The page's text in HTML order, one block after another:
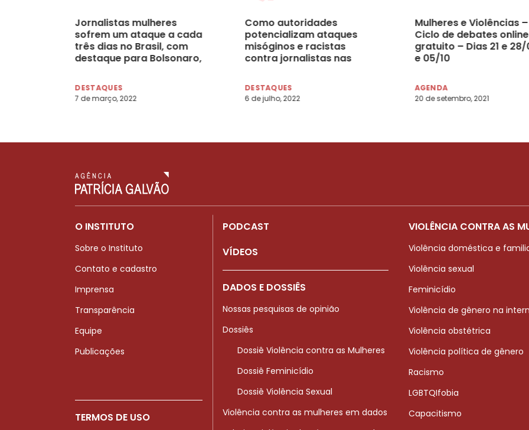
Jornalistas mulheres
sofrem um ataque a cada
três dias no Brasil, com
destaque para Bolsonaro,
DESTAQUES
7 de março, 2022
Como autoridades
potencializam ataques
misóginos e racistas
contra jornalistas nas
DESTAQUES
6 de julho, 2022
Mulheres e Violências –
Ciclo de debates
gratuito – Dias 21 e 28/
e 05/10
AGENDA
20 de setembro, 2021
O INSTITUTO
Sobre o Instituto
Contato e cadastro
Imprensa
Transparência
Equipe
Publicações
TERMOS DE USO
PODCAST
VÍDEOS
DADOS E DOSSIÊS
Nossas pesquisas de opinião
Dossiês
Dossiê Violência contra as Mulheres
Dossiê Feminicídio
Dossiê Violência Sexual
Violência contra as mulheres em dados
VIOLÊNCIA CONTRA AS
Violência doméstica e
Violência sexual
Feminicídio
Violência de gênero na
Violência obstétrica
Violência política de gênero
Racismo
LGBTQIfobia
Capacitismo